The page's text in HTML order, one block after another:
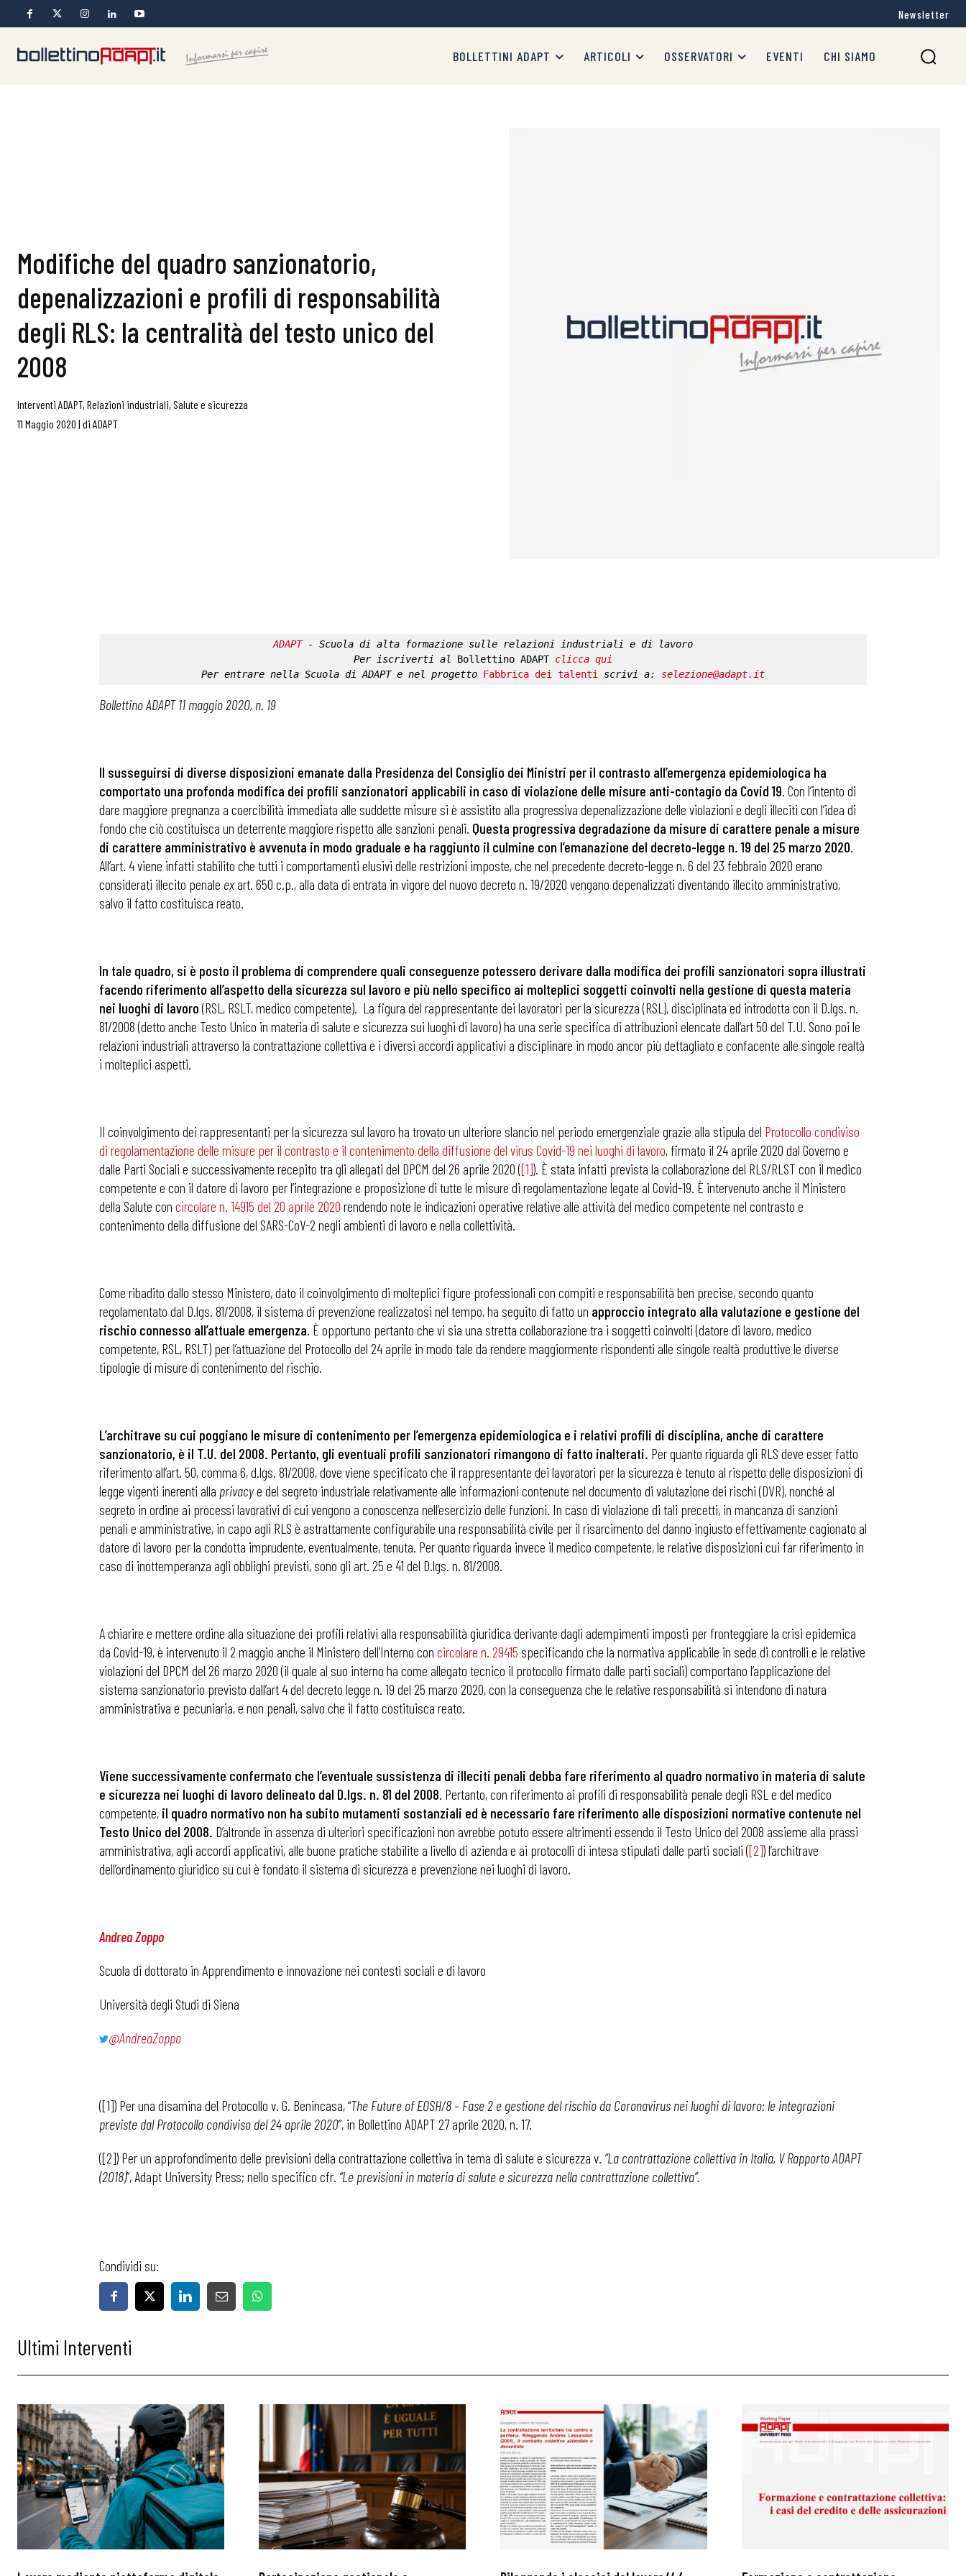
Bollettini ADAPT
Osservatori
Eventi
Newsletter
BOLLETTINI ADAPT ARTICOLI OSSERVATORI EVENTI CHI SIAMO
Modifiche del quadro sanzionatorio,
depenalizzazioni e profili di responsabilità
degli RLS: la centralità del testo unico del
2008
Interventi ADAPT, Relazioni industriali, Salute e sicurezza
11 Maggio 2020 | di ADAPT
ADAPT - Scuola di alta formazione sulle relazioni industriali e di lavoro
Per iscriverti al Bollettino ADAPT clicca qui
Per entrare nella Scuola di ADAPT e nel progetto Fabbrica dei talenti scrivi a: selezione@adapt.it
Bollettino ADAPT 11 maggio 2020, n. 19
Il susseguirsi di diverse disposizioni emanate dalla Presidenza del Consiglio dei Ministri per il contrasto all’emergenza epidemiologica ha
comportato una profonda modifica dei profili sanzionatori applicabili in caso di violazione delle misure anti-contagio da Covid 19. Con l’intento di
dare maggiore pregnanza a coercibilità immediata alle suddette misure si è assistito alla progressiva depenalizzazione delle violazioni e degli illeciti con l’idea di
fondo che ciò costituisca un deterrente maggiore rispetto alle sanzioni penali. Questa progressiva degradazione da misure di carattere penale a misure
di carattere amministrativo è avvenuta in modo graduale e ha raggiunto il culmine con l’emanazione del decreto-legge n. 19 del 25 marzo 2020.
All’art. 4 viene infatti stabilito che tutti i comportamenti elusivi delle restrizioni imposte, che nel precedente decreto-legge n. 6 del 23 febbraio 2020 erano
considerati illecito penale exart. 650 c.p., alla data di entrata in vigore del nuovo decreto n. 19/2020 vengano depenalizzati diventando illecito amministrativo,
salvo il fatto costituisca reato.
In tale quadro, si è posto il problema di comprendere quali conseguenze potessero derivare dalla modifica dei profili sanzionatori sopra illustrati
facendo riferimento all’aspetto della sicurezza sul lavoro e più nello specifico ai molteplici soggetti coinvolti nella gestione di questa materia
nei luoghi di lavoro(RSL, RSLT, medico competente). La figura del rappresentante dei lavoratori per la sicurezza (RSL), disciplinata ed introdotta con il D.lgs. n.
81/2008 (detto anche Testo Unico in materia di salute e sicurezza sui luoghi di lavoro) ha una serie specifica di attribuzioni elencate dall’art 50 del T.U. Sono poi le
relazioni industriali attraverso la contrattazione collettiva e i diversi accordi applicativi a disciplinare in modo ancor più dettagliato e confacente alle singole realtà
i molteplici aspetti.
Il coinvolgimento dei rappresentanti per la sicurezza sul lavoro ha trovato un ulteriore slancio nel periodo emergenziale grazie alla stipula del Protocollo condiviso
di regolamentazione delle misure per il contrasto e il contenimento della diffusione del virus Covid-19 nei luoghi di lavoro, firmato il 24 aprile 2020 dal Governo e
dalle Parti Sociali e successivamente recepito tra gli allegati del DPCM del 26 aprile 2020 ([1]). È stata infatti prevista la collaborazione del RLS/RLST con il medico
competente e con il datore di lavoro per l’integrazione e proposizione di tutte le misure di regolamentazione legate al Covid-19. È intervenuto anche il Ministero
della Salute con circolare n. 14915 del 20 aprile 2020 rendendo note le indicazioni operative relative alle attività del medico competente nel contrasto e
contenimento della diffusione del SARS-CoV-2 negli ambienti di lavoro e nella collettività.
Come ribadito dallo stesso Ministero, dato il coinvolgimento di molteplici figure professionali con compiti e responsabilità ben precise, secondo quanto
regolamentato dal D.lgs. 81/2008, il sistema di prevenzione realizzatosi nel tempo, ha seguito di fatto un approccio integrato alla valutazione e gestione del
rischio connesso all’attuale emergenza. È opportuno pertanto che vi sia una stretta collaborazione tra i soggetti coinvolti (datore di lavoro, medico
competente, RSL, RSLT) per l’attuazione del Protocollo del 24 aprile in modo tale da rendere maggiormente rispondenti alle singole realtà produttive le diverse
tipologie di misure di contenimento del rischio.
L’architrave su cui poggiano le misure di contenimento per l’emergenza epidemiologica e i relativi profili di disciplina, anche di carattere
sanzionatorio, è il T.U. del 2008. Pertanto, gli eventuali profili sanzionatori rimangono di fatto inalterati. Per quanto riguarda gli RLS deve esser fatto
riferimento all’art. 50, comma 6, d.lgs. 81/2008, dove viene specificato che il rappresentante dei lavoratori per la sicurezza è tenuto al rispetto delle disposizioni di
legge vigenti inerenti alla privacye del segreto industriale relativamente alle informazioni contenute nel documento di valutazione dei rischi (DVR), nonché al
segreto in ordine ai processi lavorativi di cui vengono a conoscenza nell’esercizio delle funzioni. In caso di violazione di tali precetti, in mancanza di sanzioni
penali e amministrative, in capo agli RLS è astrattamente configurabile una responsabilità civile per il risarcimento del danno ingiusto effettivamente cagionato al
datore di lavoro per la condotta imprudente, eventualmente, tenuta. Per quanto riguarda invece il medico competente, le relative disposizioni cui far riferimento in
caso di inottemperanza agli obblighi previsti, sono gli art. 25 e 41 del D.lgs. n. 81/2008.
A chiarire e mettere ordine alla situazione dei profili relativi alla responsabilità giuridica derivante dagli adempimenti imposti per fronteggiare la crisi epidemica
da Covid-19, è intervenuto il 2 maggio anche il Ministero dell’Interno con circolare n. 29415 specificando che la normativa applicabile in sede di controlli e le relative
violazioni del DPCM del 26 marzo 2020 (il quale al suo interno ha come allegato tecnico il protocollo firmato dalle parti sociali) comportano l’applicazione del
sistema sanzionatorio previsto dall’art 4 del decreto legge n. 19 del 25 marzo 2020, con la conseguenza che le relative responsabilità si intendono di natura
amministrativa e pecuniaria, e non penali, salvo che il fatto costituisca reato.
Viene successivamente confermato che l’eventuale sussistenza di illeciti penali debba fare riferimento al quadro normativo in materia di salute
e sicurezza nei luoghi di lavoro delineato dal D.lgs. n. 81 del 2008. Pertanto, con riferimento ai profili di responsabilità penale degli RSL e del medico
competente, il quadro normativo non ha subito mutamenti sostanziali ed è necessario fare riferimento alle disposizioni normative contenute nel
Testo Unico del 2008. D’altronde in assenza di ulteriori specificazioni non avrebbe potuto essere altrimenti essendo il Testo Unico del 2008 assieme alla prassi
amministrativa, agli accordi applicativi, alle buone pratiche stabilite a livello di azienda e ai protocolli di intesa stipulati dalle parti sociali ([2]) l’architrave
dell’ordinamento giuridico su cui è fondato il sistema di sicurezza e prevenzione nei luoghi di lavoro.
Andrea Zoppo
Scuola di dottorato in Apprendimento e innovazione nei contesti sociali e di lavoro
Università degli Studi di Siena
@AndreaZoppo
([1]) Per una disamina del Protocollo v. G. Benincasa, “The Future of EOSH/8 – Fase 2 e gestione del rischio da Coronavirus nei luoghi di lavoro: le integrazioni
previste dal Protocollo condiviso del 24 aprile 2020”, in Bollettino ADAPT 27 aprile 2020, n. 17.
([2]) Per un approfondimento delle previsioni della contrattazione collettiva in tema di salute e sicurezza v. “La contrattazione collettiva in Italia, V Rapporto ADAPT
(2018)”, Adapt University Press; nello specifico cfr. “Le previsioni in materia di salute e sicurezza nella contrattazione collettiva”.
Condividi su:
Ultimi Interventi